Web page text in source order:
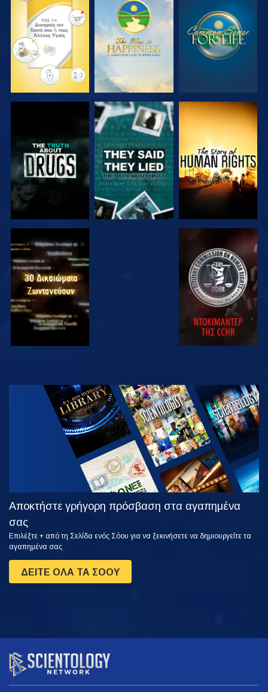
ΠΑΡΑΚΟΛΟΥΘΗΣΤΕ ΠΑΡΑΚΟΛΟΥΘΗΣΤΕ ΠΑΡΑΚΟΛΟΥΘΗΣΤΕ
ΠΑΡΑΚΟΛΟΥΘΗΣΤΕ ΠΑΡΑΚΟΛΟΥΘΗΣΤΕ ΠΑΡΑΚΟΛΟΥΘΗΣΤΕ
ΠΑΡΑΚΟΛΟΥΘΗΣΤΕ ΠΑΡΑΚΟΛΟΥΘΗΣΤΕ
ΠΑΡΑΚΟΛΟΥΘΗΣΤΕ
ΕΞΕΡΕΥΝΗΣΤΕ
ΤΗ ΣΕΙΡΑ
Αποκτήστε γρήγορη πρόσβαση στα αγαπημένα
σας
Επιλέξτε + από τη Σελίδα ενός Σόου για να ξεκινήσετε να δημιουργείτε τα
αγαπημένα σας
ΔΕΙΤΕ ΟΛΑ ΤΑ ΣΟΟΥ